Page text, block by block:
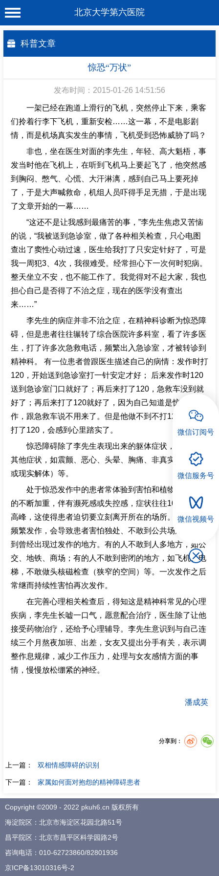
北京大学第六医院
医院概况
科室介绍
专家介绍
就诊服务
科学研究
教育培训
健康科普
招聘专栏
科普文章
惊恐“万状”
发布时间：2015-01-26 14:51:56
一架已经在跑道上滑行的飞机，突然停止下来，乘客
们拎着行李下飞机，重新安检……这一幕，不是电影剧
情，而是机场真实发生的事情，飞机受到恐怖威胁了吗？
非也，坐在医生对面的李先生，年轻、高大魁梧，事
发当时他在飞机上，在听到飞机马上要起飞了，他突然感
到胸闷、憋气、心慌、大汗淋漓，感到自己马上要死掉
了，于是大声喊救命，机组人员吓得手足无措，于是出现
了文章开始的一幕……
“这还不是让我感到最痛苦的事，”李先生焦虑又苦恼
的说，“我被送到急诊室，做了各种相关检查，只心电图
查出了窦性心动过速，医生给我打了只安定针好了，可是
我一周犯3、4次，我很难受。经常担心下一次何时犯病。
整天坐立不安，也不能工作了。我觉得对不起大家，我也
担心自己是否得了不治之症，现在的医学没有查出
来……”
李先生的病症并非不治之症，在精神科诊断为惊恐障
碍，但是患者往往辗转了综合医院许多科室，看了许多医
生，打了许多次急救电话，频繁出入急诊室，才被转诊到
精神科。 有一位患者曾跟医生描述自己的病情：发作时打
120，开始送到急诊室打一针安定才好； 后来发作时120
送到急诊室门口就好了；再后来打了120，急救车没到就
好了；再后来打了120就好了，因为自己知道是惊恐发
作，跟急救车说不用来了。但是他做不到不打120，因为
打了120，会感到心里踏实了。
惊恐障碍除了李先生表现出来的躯体症状，还可以有
其他症状，如震颤、恶心、头晕、胸痛、非真实感（人格
或现实解体）等。
处于惊恐发作中的患者常体验到害怕和植物神经症状
的不断加重，伴有濒死感或失控感，症状往往10分钟达到
高峰，这使得患者迫切要立刻离开所在的场所。如果惊恐
频繁发作，会导致患者害怕独处、不敢到公共场所或回避
到曾经出现过发作的地方。有的人不敢到人多地方，如公
交、地铁、商场；有的人不敢到密闭的地方，如飞机、电
梯，不敢做头核磁检查（狭窄的空间）等。一次发作之后
常继而持续性害怕再次发作。
在完善心理相关检查后，得知这是精神科常见的心理
疾病，李先生长嘘一口气，愿意配合治疗，医生除了让他
接受药物治疗，还给予心理辅导。李先生意识到与自己连
续三个月熬夜加班、出差，女友又提出分手有关，表示调
整作息规律，减少工作压力，处理与女友感情方面的事
情，慢慢放松绷紧的神经。
潘成英
分享到：
上一篇： 双相情感障碍的识别
下一篇： 家属如何面对抱怨的精神障碍患者
Copyright ©2009 - 2022 pkuh6.cn 版权所有
海淀院区：北京市海淀区花园北路51号
昌平院区：北京市昌平区科学园路2号
咨询电话： 010-62723860/82801936
京ICP备13010316号-2
微信订阅号
微信服务号
微信视频号